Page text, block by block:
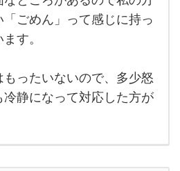
ごめん」って感じに持っ
す。
ったいないので、多少怒
冷静になって対応した方が